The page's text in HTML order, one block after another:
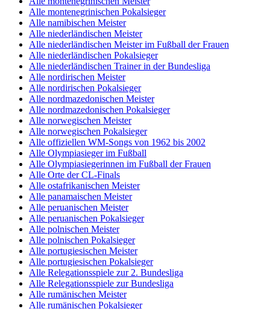
Alle montenegrinischen Pokalsieger
Alle namibischen Meister
Alle niederländischen Meister
Alle niederländischen Meister im Fußball der Frauen
Alle niederländischen Pokalsieger
Alle niederländischen Trainer in der Bundesliga
Alle nordirischen Meister
Alle nordirischen Pokalsieger
Alle nordmazedonischen Meister
Alle nordmazedonischen Pokalsieger
Alle norwegischen Meister
Alle norwegischen Pokalsieger
Alle offiziellen WM-Songs von 1962 bis 2002
Alle Olympiasieger im Fußball
Alle Olympiasiegerinnen im Fußball der Frauen
Alle Orte der CL-Finals
Alle ostafrikanischen Meister
Alle panamaischen Meister
Alle peruanischen Meister
Alle peruanischen Pokalsieger
Alle polnischen Meister
Alle polnischen Pokalsieger
Alle portugiesischen Meister
Alle portugiesischen Pokalsieger
Alle Relegationsspiele zur 2. Bundesliga
Alle Relegationsspiele zur Bundesliga
Alle rumänischen Meister
Alle rumänischen Pokalsieger